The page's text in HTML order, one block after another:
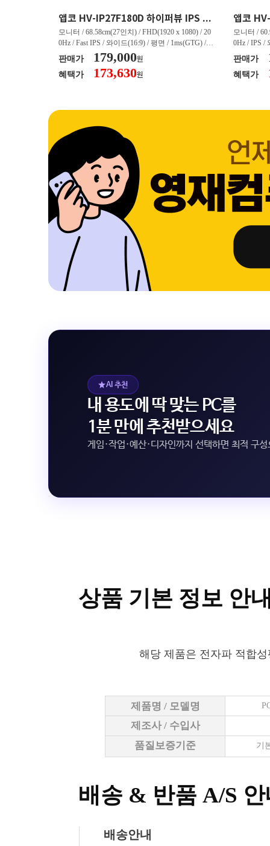
앱코 HV-IP27F180D 하이퍼뷰 IPS FHD 200 HDR 무결점
모니터 / 68.58cm(27인치) / FHD(1920 x 1080) / 20
0Hz / Fast IPS / 와이드(16:9) / 평면 / 1ms(GTG) / 3
50nit / 1,000:1 / 헤드폰 아웃 / LED 조명 / 틸트(상
하) / 6kg / [색상영역] / sRGB:128% / Adobe RGB:8
5% / DCI-P3:91% / NTSC:90% / [게임특화] / 조준
판매가 179,000원
혜택가 173,630원
모니터 /
0Hz / IPS /
50nit /
하) / 4.9kg
80% / DCI-
판매가
혜택가
AI 추천
내 용도에 딱 맞는 PC를
1분 만에 추천받으세요
게임·작업·예산·디자인까지 선택하면 최적 구
배송 & 반품 A/S
배송안내
상품 기본 정보 안
해당 제품은 전자파 적합
제품명 / 모델명
제조사 / 수입사
품질보증기준
기